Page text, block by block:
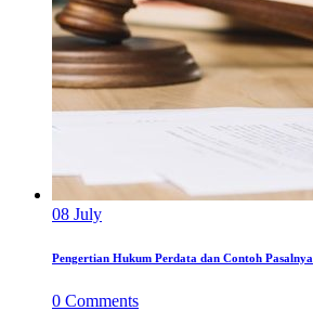
08 July
Pengertian Hukum Perdata dan Contoh Pasalnya
0 Comments